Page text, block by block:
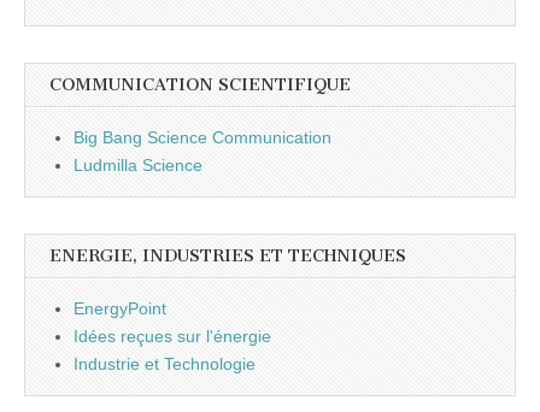
COMMUNICATION SCIENTIFIQUE
Big Bang Science Communication
Ludmilla Science
ENERGIE, INDUSTRIES ET TECHNIQUES
EnergyPoint
Idées reçues sur l'énergie
Industrie et Technologie